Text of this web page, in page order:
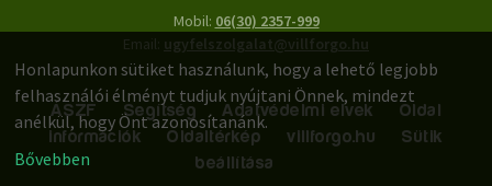
Mobil: 06(30) 2357-999
Email: ugyfelszolgalat@villforgo.hu
ÁSZF Segítség Adatvédelmi elvek
Oldal
információk
Oldaltérkép villforgo.hu
Sütik
beállítása
Honlapunkon sütiket használunk, hogy a lehető legjobb
felhasználói élményt tudjuk nyújtani Önnek, mindezt
anélkül, hogy Önt azonosítanánk.
Bővebben